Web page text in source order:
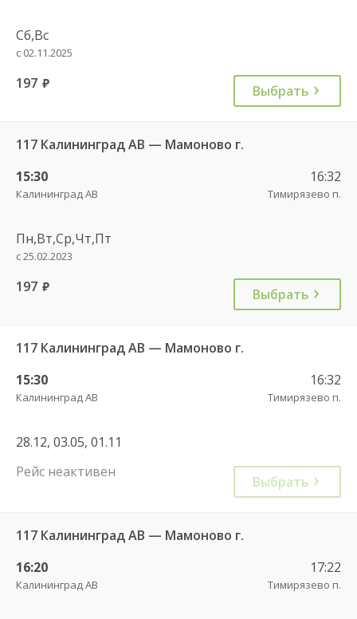
Сб,Вс
с 02.11.2025
197 руб. Выбрать
117 Калининград АВ — Мамоново г.
15:30
Калининград АВ
16:32
Тимирязево п.
Пн,Вт,Ср,Чт,Пт
с 25.02.2023
197 руб. Выбрать
117 Калининград АВ — Мамоново г.
15:30
Калининград АВ
16:32
Тимирязево п.
28.12, 03.05, 01.11
Рейс неактивен
Выбрать
117 Калининград АВ — Мамоново г.
16:20
Калининград АВ
17:22
Тимирязево п.